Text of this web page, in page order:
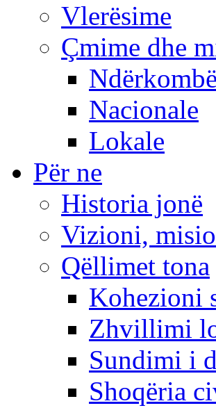
Vlerësime
Çmime dhe
Nacionale
Lokale
Për ne
Historia jonë
Vizioni,
Qëllimet tona
Kohezioni
Zhvillimi
Sundimi i
Shoqëria